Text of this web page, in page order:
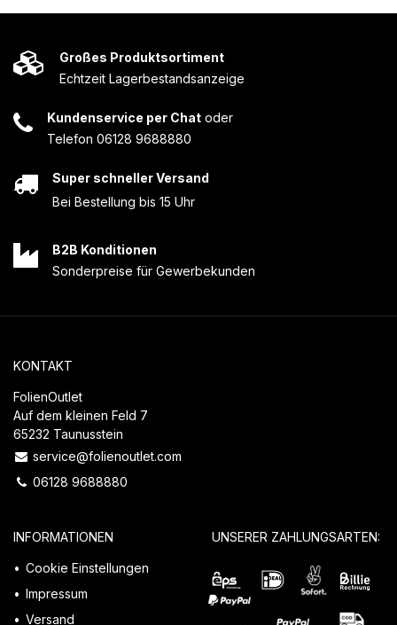
Großes Produktsortiment
Echtzeit Lagerbestandsanzeige
Kundenservice per Chat oder
Telefon 06128 9688880
Super schneller Versand
Bei Bestellung bis 15 Uhr
B2B Konditionen
Sonderpreise für Gewerbekunden
KONTAKT
FolienOutlet
Auf dem kleinen Feld 7
65232 Taunusstein
service@folienoutlet.com
06128 9688880
INFORMATIONEN
Cookie Einstellungen
Impressum
Versand
UNSERER ZAHLUNGSARTEN: